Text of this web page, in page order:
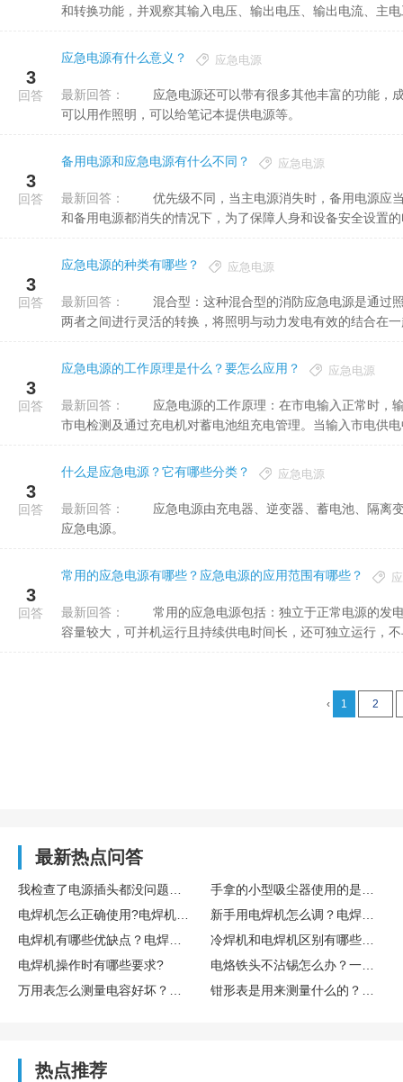
和转换功能，并观察其输入电压、输出电压、输出电流、主
3
回答
应急电源有什么意义？ 应急电源
最新回答：
可以用作照明，可以给笔记本提供电源等。
3
回答
备用电源和应急电源有什么不同？ 应急电源
最新回答：
和备用电源都消失的情况下，为了保障人身和设备安全设置
3
回答
应急电源的种类有哪些？ 应急电源
最新回答：
两者之间进行灵活的转换，将照明与动力发电有效的结合在
3
回答
应急电源的工作原理是什么？要怎么应用？ 应急电源
最新回答：
市电检测及通过充电机对蓄电池组充电管理。当输入市电供
3
回答
什么是应急电源？它有哪些分类？ 应急电源
最新回答：
应急电源。
3
回答
常用的应急电源有哪些？应急电源的应用范围有哪些？
最新回答：
容量较大，可并机运行且持续供电时间长，还可独立运行，
‹ 1 2
最新热点问答
电焊机操作时有哪些要求?
热点推荐